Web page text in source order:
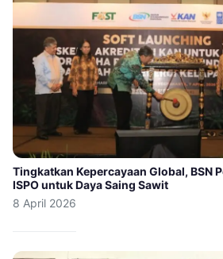
Tingkatkan Kepercayaan Global, BSN
ISPO untuk Daya Saing Sawit
8 April 2026